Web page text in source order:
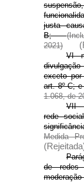
justa
B;
2021)
VI -
exceto
art. 8º-
1.068, de
VII -
rede
Medida
de redes